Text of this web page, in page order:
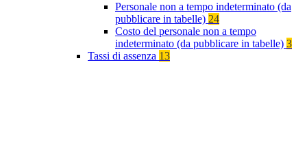
Personale non a tempo indeterminato (da
pubblicare in tabelle) 24
Costo del personale non a tempo
indeterminato (da pubblicare in tabelle) 3
Tassi di assenza 13